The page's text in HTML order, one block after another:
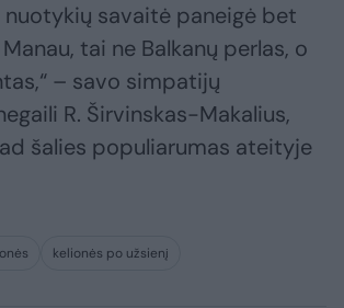
savaitė paneigė bet
tai ne Balkanų perlas, o
– savo simpatijų
R. Širvinskas-Makalius,
šalies populiarumas ateityje
kelionės po užsienį